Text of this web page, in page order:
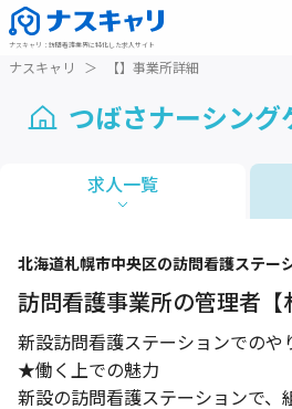
ナスキャリ ： 訪問看護業界に特化した求人サイト
ナスキャリ ＞ 【】事業所詳細
つばさナーシング
求人一覧
北海道札幌市中央区の訪問看護ステー
訪問看護事業所の管理者【
新設訪問看護ステーションでの
★働く上での魅力
新設の訪問看護ステーションで、